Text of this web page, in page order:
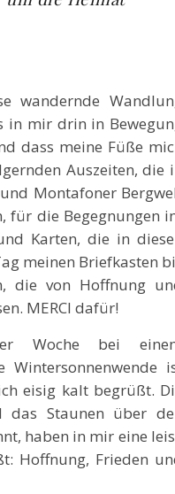
wandernde
in mir drin in
dass meine Füße
Auszeiten, die
Montafoner
für die Begegnungen
Karten, die in
meinen Briefkasten
die von Hoffnung
MERCI dafür!
Woche bei
eisig kalt begrüßt.
das Staunen über
haben in mir eine
Hoffnung, Frieden